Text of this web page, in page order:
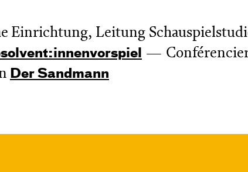
Einrichtung, Leitung
Der Sandmann